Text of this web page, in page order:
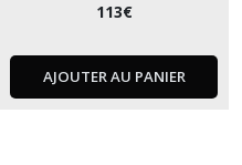
113€
AJOUTER AU PANIER